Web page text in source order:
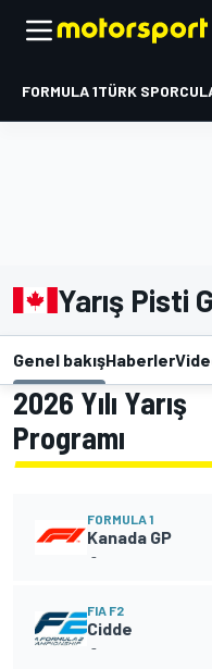
FORMULA 1TÜRK
Yarış Pisti
Genel bakışHaberler
2026 Yılı Yarış
Programı
FORMULA 1
Kanada GP
-
FIA F2
Cidde
-